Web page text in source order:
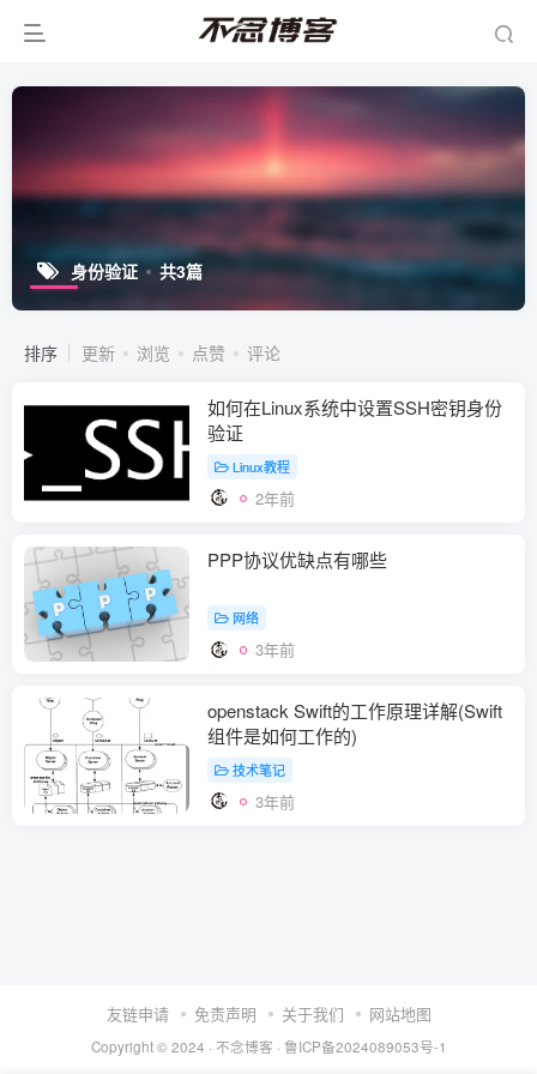
身份验证 共3篇
排序 更新 浏览 点赞 评论
如何在Linux系统中设置SSH密钥身份
验证
Linux教程
2年前
PPP协议优缺点有哪些
网络
3年前
openstack Swift的工作原理详解(Swift
组件是如何工作的)
技术笔记
3年前
友链申请 免责声明 关于我们 网站地图
Copyright © 2024 · 不念博客 · 鲁ICP备2024089053号-1